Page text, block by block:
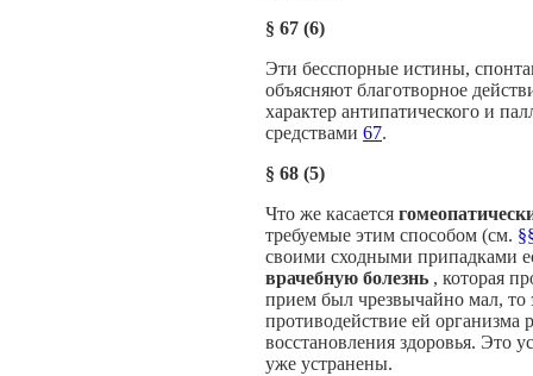
§ 67 (6)
Эти бесспорные истины,
объясняют благотворное
характер антипатического и
средствами 67.
§ 68 (5)
Что же касается
требуемые этим способом (см.
своими сходными припадками
врачебную болезнь , которая
прием был чрезвычайно мал, то
противодействие ей организма
восстановления здоровья. Это
уже устранены.